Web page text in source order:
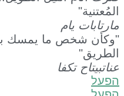
يام
ما يمسك بيدك
تكفا